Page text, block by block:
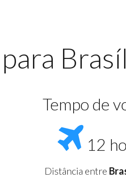
Tempo de
12
Distância entre